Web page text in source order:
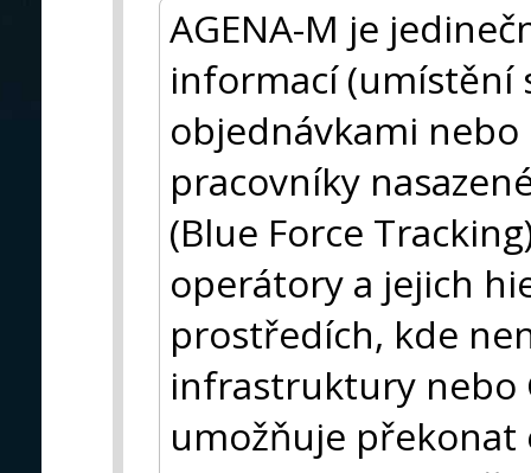
AGENA-M je
informací (umístění
objednávkami
pracovníky
(Blue Force
operátory a jejich
prostředích, kde
infrastruktury nebo
umožňuje